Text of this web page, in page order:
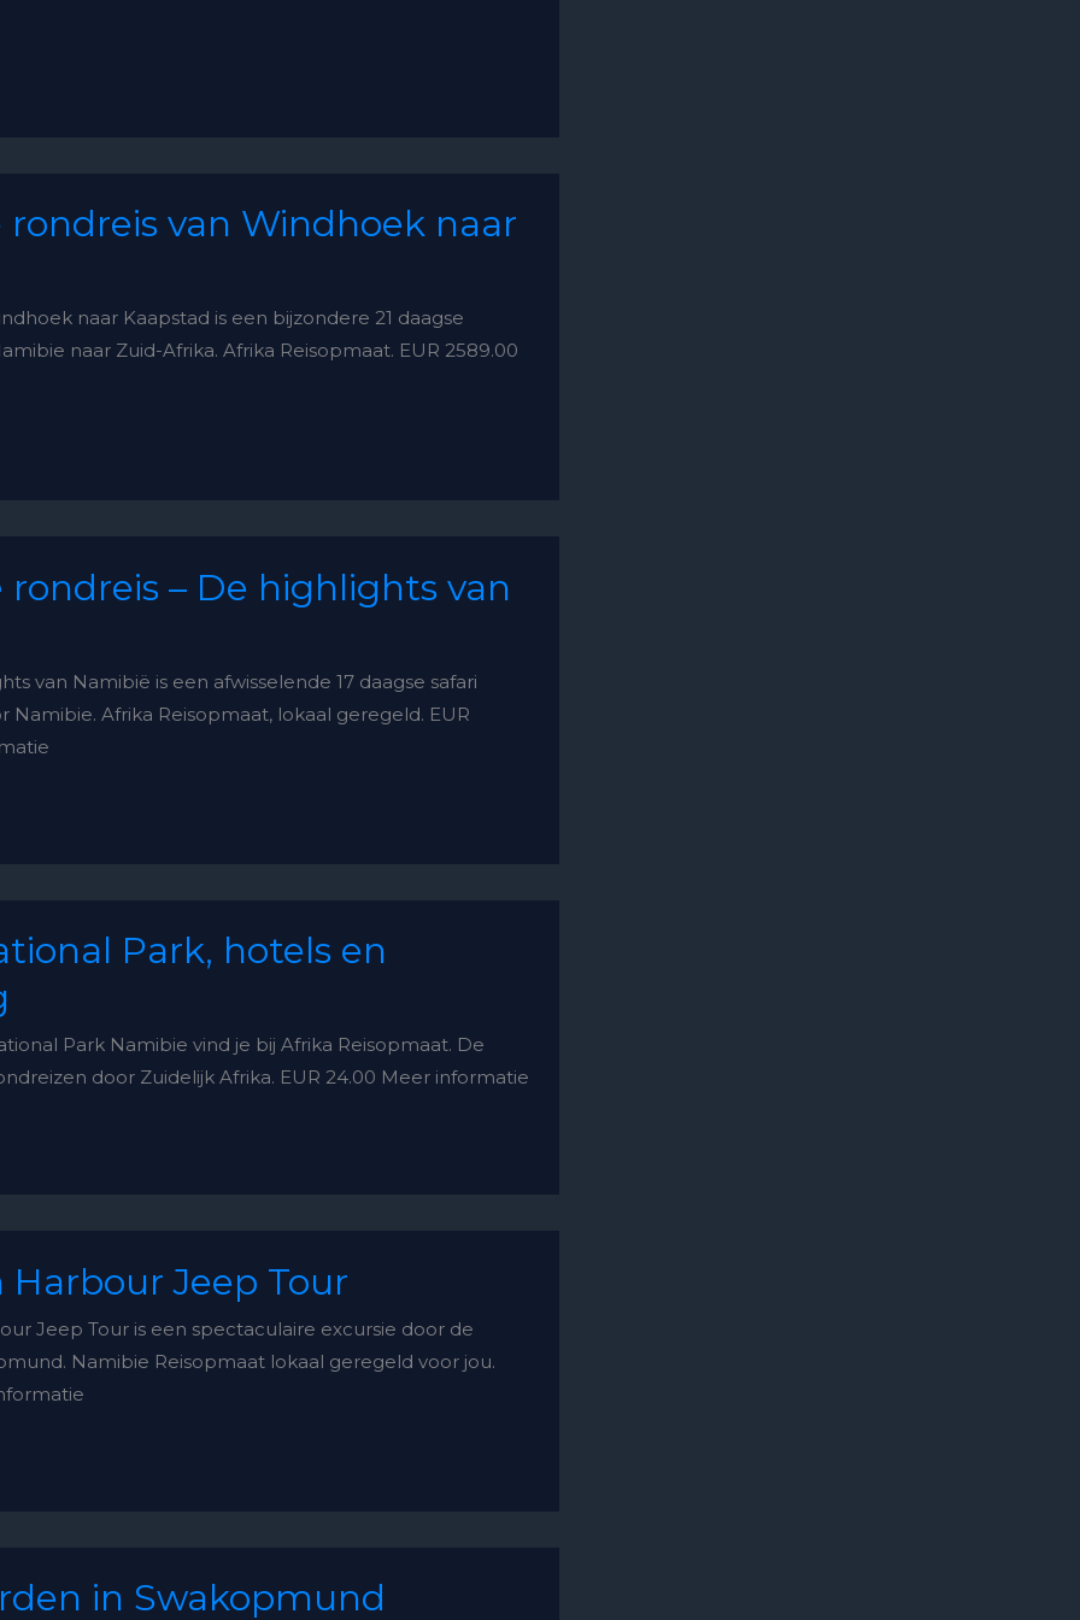
rondreis van Windhoek naar
naar Kaapstad is een bijzondere 21 daagse
naar Zuid-Afrika. Afrika Reisopmaat. EUR 2589.00
rondreis – De highlights van
van Namibië is een afwisselende 17 daagse safari
Namibie. Afrika Reisopmaat, lokaal geregeld. EUR
Park, hotels en
Park Namibie vind je bij Afrika Reisopmaat. De
door Zuidelijk Afrika. EUR 24.00 Meer informatie
Harbour Jeep Tour
Jeep Tour is een spectaculaire excursie door de
Namibie Reisopmaat lokaal geregeld voor jou.
in Swakopmund